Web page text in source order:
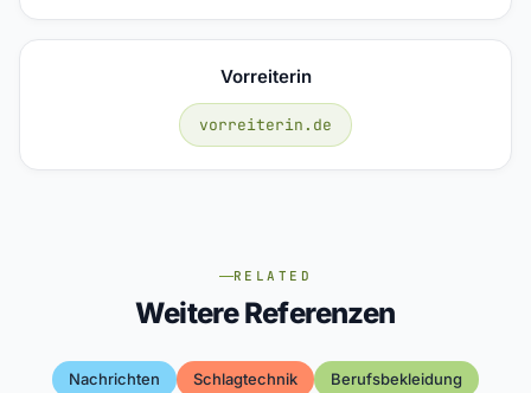
Vorreiterin
vorreiterin.de
RELATED
Weitere Referenzen
Nachrichten Schlagtechnik Berufsbekleidung